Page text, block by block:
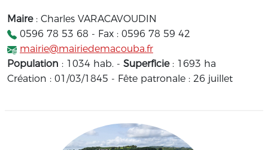
Maire: Charles VARACAVOUDIN
0596 78 53 68 - Fax : 0596 78 59 42
mairie@mairiedemacouba.fr
Population : 1034 hab. - Superficie : 1693 ha
Création : 01/03/1845 - Fête patronale : 26 juillet